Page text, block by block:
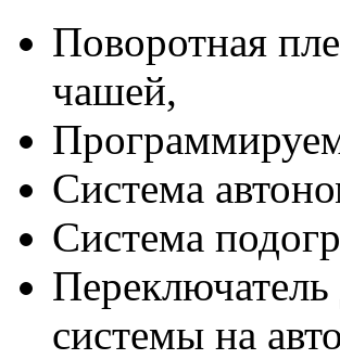
Поворотная
чашей,
Система
Система
системы на